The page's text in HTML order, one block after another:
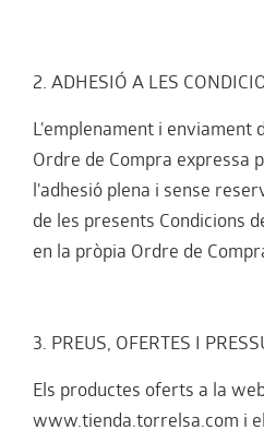
2. ADHESIÓ A LES
L'emplenament i enviament
Ordre de Compra expressa
l'adhesió plena i sense
de les presents Condicions
en la pròpia Ordre de
3. PREUS, OFERTES I
Els productes oferts a la
www.tienda.torrelsa.com i